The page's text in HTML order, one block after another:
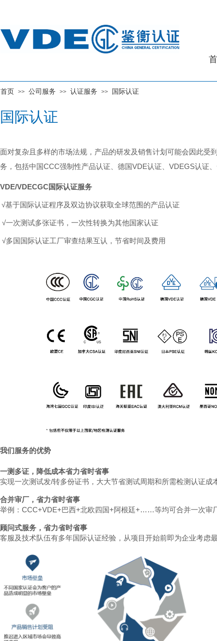
首页 >> 公司服务 >> 认证服务 >> 国际认证
国际认证
面对复杂且多样的市场法规，产品的研发及销售计划可能会因此受
务，包括中国CCC强制性产品认证、德国VDE认证、VDEGS认证、
VDE/VDECGC国际认证服务
√基于国际认证程序及双边协议获取全球范围的产品认证
√一次测试多张证书，一次性转换为其他国家认证
√多国国际认证工厂审查结果互认，节省时间及费用
我们服务的优势
一测多证，降低成本省力省时省事
实现一次测试发/转多份证书，大大节省测试周期和所需检测认证成
合并审厂，省力省时省事
举例：CCC+VDE+巴西+北欧四国+阿根廷+……等均可合并一次审
顾问式服务，省力省时省事
客服及技术队伍有多年国际认证经验，从项目开始前即为企业考虑